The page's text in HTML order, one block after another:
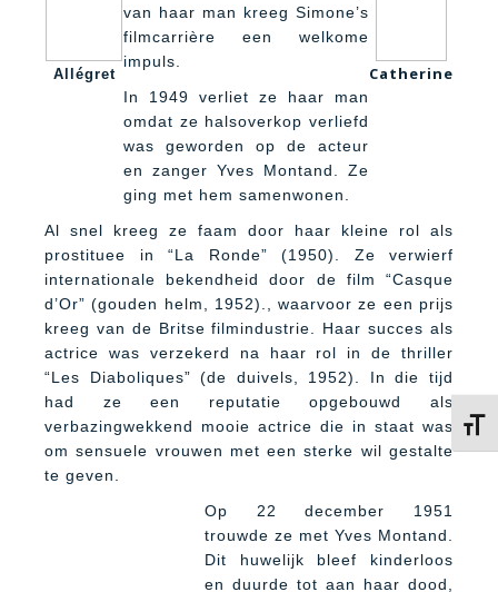
Allégret
van haar man kreeg Simone’s
filmcarrière een welkome
impuls.
In 1949 verliet ze haar man
omdat ze halsoverkop verliefd
was geworden op de acteur
en zanger Yves Montand. Ze
ging met hem samenwonen.
Catherine
Al snel kreeg ze faam door haar kleine rol als
prostituee in “La Ronde” (1950). Ze verwierf
internationale bekendheid door de film “Casque
d’Or” (gouden helm, 1952)., waarvoor ze een prijs
kreeg van de Britse filmindustrie. Haar succes als
actrice was verzekerd na haar rol in de thriller
“Les Diaboliques” (de duivels, 1952). In die tijd
had ze een reputatie opgebouwd als
verbazingwekkend mooie actrice die in staat was
om sensuele vrouwen met een sterke wil gestalte
te geven.
Op 22 december 1951
trouwde ze met Yves Montand.
Dit huwelijk bleef kinderloos
en duurde tot aan haar dood,